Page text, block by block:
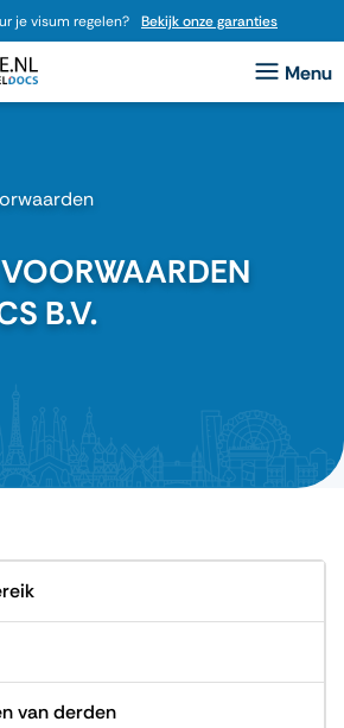
je visum regelen? Bekijk onze garanties
B.V.
van derden